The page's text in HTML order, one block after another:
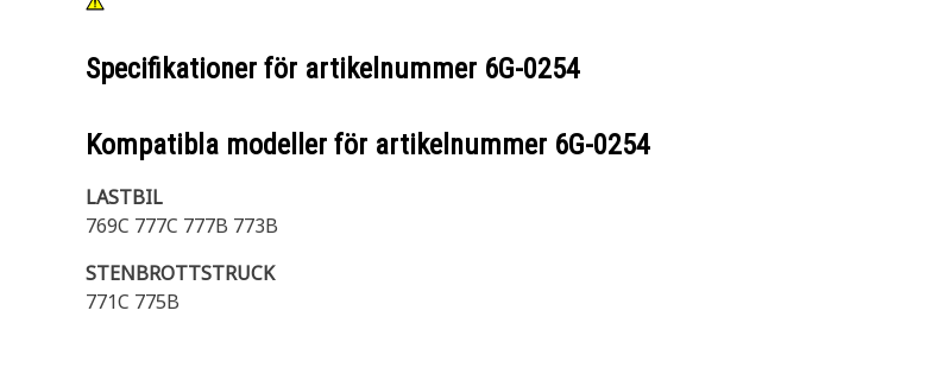
Specifikationer för artikelnummer 6G-0254
Kompatibla modeller för artikelnummer 6G-0254
LASTBIL
769C 777C 777B 773B
STENBROTTSTRUCK
771C 775B